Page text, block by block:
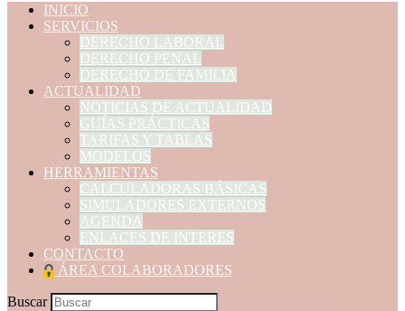
INICIO
SERVICIOS
DERECHO LABORAL
DERECHO PENAL
DERECHO DE FAMILIA
ACTUALIDAD
NOTICIAS DE ACTUALIDAD
GUÍAS PRÁCTICAS
TARIFAS Y TABLAS
MODELOS
HERRAMIENTAS
CALCULADORAS BÁSICAS
SIMULADORES EXTERNOS
AGENDA
ENLACES DE INTERES
CONTACTO
ÁREA COLABORADORES
Buscar